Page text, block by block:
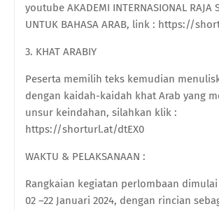
youtube AKADEMI INTERNASIONAL RAJA
UNTUK BAHASA ARAB, link : https://
3. KHAT ARABIY
Peserta memilih teks kemudian
dengan kaidah-kaidah khat Arab yang
unsur keindahan, silahkan klik :
https://shorturl.at/dtEX0
WAKTU & PELAKSANAAN :
Rangkaian kegiatan perlombaan
02 –22 Januari 2024, dengan rincian